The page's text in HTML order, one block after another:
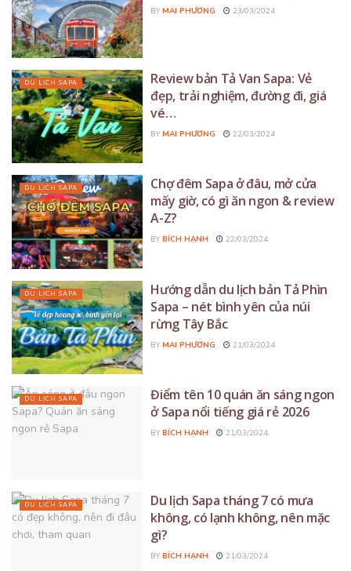
BY MAI PHƯƠNG 23/03/2024
DU LỊCH SAPA
Review bản Tả Van Sapa: Vẻ
đẹp, trải nghiệm, đường đi, giá
vé…
BY MAI PHƯƠNG 22/03/2024
DU LỊCH SAPA
Chợ đêm Sapa ở đâu, mở cửa
mấy giờ, có gì ăn ngon & review
A-Z?
BY BÍCH HẠNH 22/03/2024
DU LỊCH SAPA
Hướng dẫn du lịch bản Tả Phìn
Sapa – nét bình yên của núi
rừng Tây Bắc
BY MAI PHƯƠNG 21/03/2024
DU LỊCH SAPA
Điểm tên 10 quán ăn sáng ngon
ở Sapa nổi tiếng giá rẻ 2026
BY BÍCH HẠNH 21/03/2024
DU LỊCH SAPA
Du lịch Sapa tháng 7 có mưa
không, có lạnh không, nên mặc
gì?
BY BÍCH HẠNH 21/03/2024